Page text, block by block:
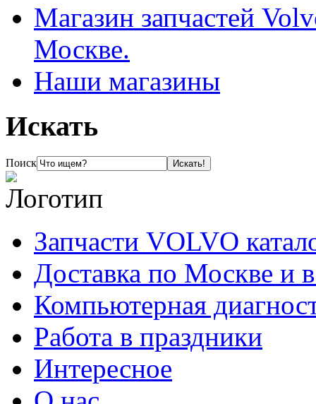
Магазин запчастей
Москве.
Наши магазины
Искать
Поиск
Запчасти VOLVO
Доставка по Москве и
Компьютерная
Работа в праздники
Интересное